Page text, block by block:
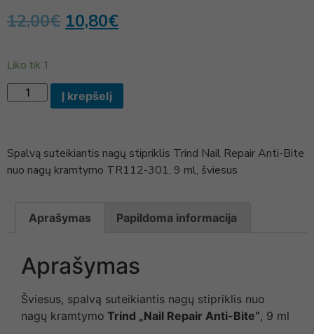
12,00€ 10,80€
Liko tik 1
Į krepšelį
Spalvą suteikiantis nagų stipriklis Trind Nail Repair Anti-Bite
nuo nagų kramtymo TR112-301, 9 ml, šviesus
Aprašymas Papildoma informacija
Aprašymas
Šviesus, spalvą suteikiantis nagų stipriklis nuo
nagų kramtymo Trind „Nail Repair Anti-Bite“, 9 ml